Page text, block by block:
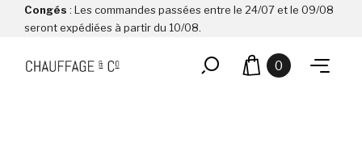
Congés : Les commandes passées entre le 24/07 et le 09/08
seront expédiées à partir du 10/08.
0